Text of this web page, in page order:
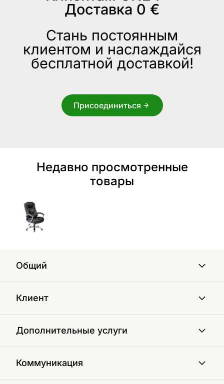
Доставка 0 €
Стань постоянным
клиентом и наслаждайся
бесплатной доставкой!
Присоединиться
Недавно просмотренные
товары
Общий
Клиент
Дополнительные услуги
Коммуникация